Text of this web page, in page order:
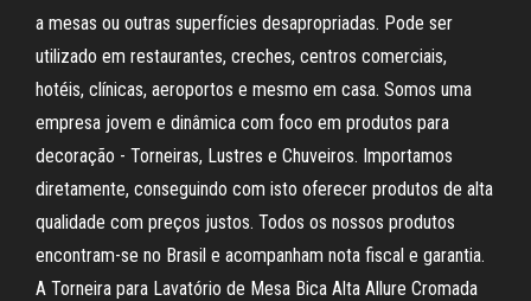
a mesas ou outras superfícies desapropriadas. Pode ser
utilizado em restaurantes, creches, centros comerciais,
hotéis, clínicas, aeroportos e mesmo em casa. Somos uma
empresa jovem e dinâmica com foco em produtos para
decoração - Torneiras, Lustres e Chuveiros. Importamos
diretamente, conseguindo com isto oferecer produtos de alta
qualidade com preços justos. Todos os nossos produtos
encontram-se no Brasil e acompanham nota fiscal e garantia.
A Torneira para Lavatório de Mesa Bica Alta Allure Cromada